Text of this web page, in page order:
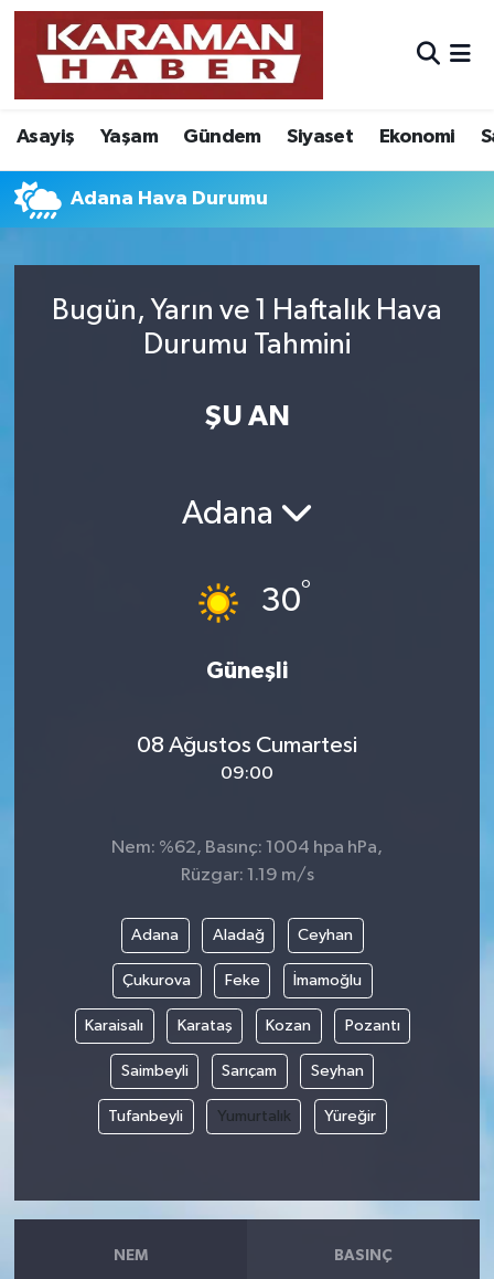
Asayiş Yaşam Gündem Siyaset Ekonomi
Adana Hava Durumu
Bugün, Yarın ve 1 Haftalık Hava
Durumu Tahmini
ŞU AN
Adana
30°
Güneşli
08 Ağustos Cumartesi
09:00
Nem: %62, Basınç: 1004 hpa hPa,
Rüzgar: 1.19 m/s
Adana Aladağ Ceyhan
Çukurova Feke İmamoğlu
Karaisalı Karataş Kozan Pozantı
Saimbeyli Sarıçam Seyhan
Tufanbeyli Yumurtalık Yüreğir
NEM BASINÇ
Asayiş
Bilim - Teknoloji
Eğitim
Foto Galeri
Nöbetçi Eczaneler
Hava Durumu
Karaman Namaz Vakitleri
Süper Lig Puan Durumu ve Fikstür
Son Dakika Haberleri